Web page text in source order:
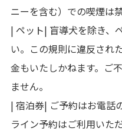
ニーを含む）での喫煙は
| ペット| 盲導犬を除き、
い。この規則に違反され
金もいたしかねます。ご
ません。
| 宿泊券| ご予約はお電話
ライン予約はご利用いた